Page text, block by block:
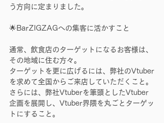
う方向に定まりました。
🌟BarZIGZAGへの集客に活かすこと
通常、飲食店のターゲットになるお客様は、
その地域に住む方々。
ターゲットを更に広げるには、弊社のVtuber
を求めて全国からご来店していただくこと。
さらには、弊社Vtuberを筆頭としたVtuber
企画を展開し、Vtuber界隈を丸ごとターゲッ
トにすること。